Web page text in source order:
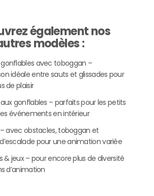
également nos
modèles :
avec toboggan –
idéale entre sauts et glissades pour
de plaisir
gonflables – parfaits pour les petits
événements en intérieur
avec obstacles, toboggan et
pour une animation variée
& jeux – pour encore plus de diversité
d’animation